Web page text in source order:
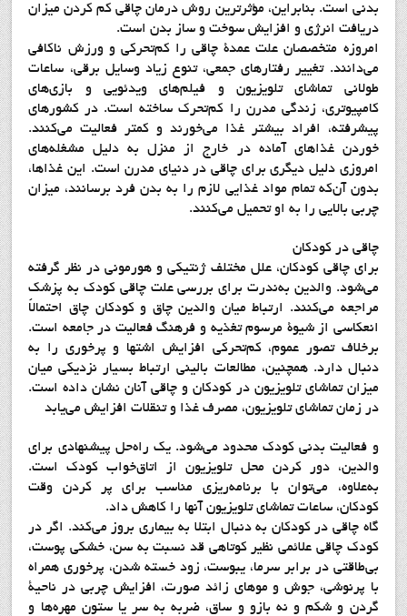
بدني است. بنابراين، مؤثرترين روش درمان چاقي كم كردن ميزان
دريافت انرژي و افزايش سوخت و ساز بدن است.
امروزه متخصصان علت عمدة چاقي را كم‌تحركي و ورزش ناكافي
مي‌دانند. تغيير رفتارهاي جمعي، تنوع زياد وسايل برقي، ساعات
طولاني تماشاي تلويزيون و فيلم‌هاي ويدئويي و بازي‌هاي
كامپيوتري، زندگي مدرن را كم‌تحرك ساخته است. در كشورهاي
پيشرفته، افراد بيشتر غذا مي‌خورند و كمتر فعاليت مي‌كنند.
خوردن غذاهاي آماده در خارج از منزل به دليل مشغله‌هاي
امروزي دليل ديگري براي چاقي در دنياي مدرن است. اين غذاها،
بدون آن‌كه تمام مواد غذايي لازم را به بدن فرد برسانند، ميزان
چربي بالايي را به او تحميل مي‌كنند.
چاقي در كودكان
براي چاقي كودكان، علل مختلف ژنتيكي و هورموني در نظر گرفته
مي‌شود. والدين به‌ندرت براي بررسي علت چاقي كودك به پزشك
مراجعه مي‌كنند. ارتباط ميان والدين چاق و كودكان چاق احتمالاً
انعكاسي از شيوة مرسوم تغذيه و فرهنگ فعاليت در جامعه است.
برخلاف تصور عموم، كم‌تحركي افزايش اشتها و پرخوري را به
دنبال دارد. همچنين، مطالعات باليني ارتباط بسيار نزديكي ميان
ميزان تماشاي تلويزيون در كودكان و چاقي آنان نشان داده است.
در زمان تماشاي تلويزيون، مصرف غذا و تنقلات افزايش مي‌يابد
و فعاليت بدني كودك محدود مي‌شود. يك راه‌حل پيشنهادي براي
والدين، دور كردن محل تلويزيون از اتاق‌خواب كودك است.
به‌علاوه، مي‌توان با برنامه‌ريزي مناسب براي پر كردن وقت
كودكان، ساعات تماشاي تلويزيون آنها را كاهش داد.
گاه چاقي در كودكان به دنبال ابتلا به بيماري بروز مي‌كند. اگر در
كودك چاقي علائمي نظير كوتاهي قد نسبت به سن، خشكي پوست،
بي‌طاقتي در برابر سرما، يبوست، زود خسته شدن، پرخوري همراه
با پرنوشي، جوش و موهاي زائد صورت، افزايش چربي در ناحية
گردن و شكم و نه بازو و ساق، ضربه به سر يا ستون مهره‌ها و